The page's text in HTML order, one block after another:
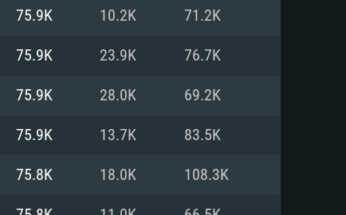
(Intel Xeon não suportado)
75.9K 10.2K 71.2K
75.9K 23.9K 76.7K
75.9K 28.0K 69.2K
75.9K 13.7K 83.5K
75.8K 18.0K 108.3K